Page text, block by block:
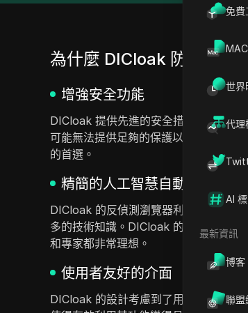
免費
世界
代理
AI
最新資訊
博客
聯盟
為什麼 DICloak 防檢測瀏
增強安全功能
DICloak 提供先進的安全措施，包括具
可能無法提供足夠的保護以抵禦複雜的
的首選。
精簡的人工智慧自動化
DICloak 的反偵測瀏覽器利用 AI 驅動
多的技術知識。DICloak 的用戶友好模
和專家都非常理想。
使用者友好的介面
DICloak 的設計考慮到了用戶體驗，擁